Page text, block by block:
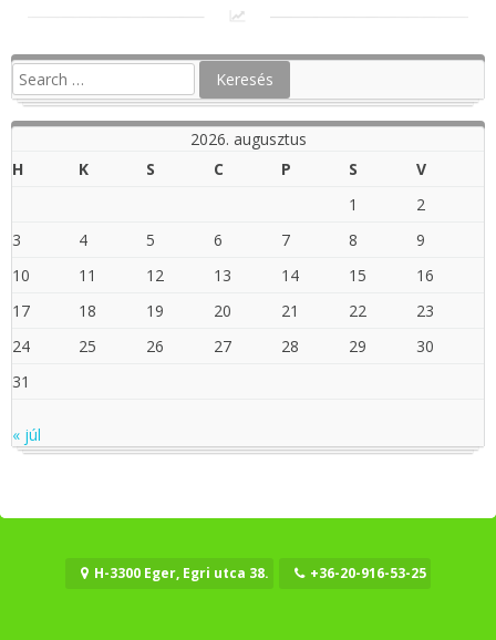
2026. augusztus
H
K S C P S
V
1
2
3
4 5 6 7 8
9
10
11 12 13 14 15
16
17
18 19 20 21 22
23
24
25 26 27 28 29
30
31
« júl
H-3300 Eger, Egri utca 38. +36-20-916-53-25